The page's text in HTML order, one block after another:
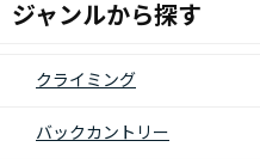
ジャンルから探す
クライミング
バックカントリー